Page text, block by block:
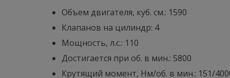
Объем двигателя, куб. см.: 1590
Клапанов на цилиндр: 4
Мощность, л.с.: 110
Достигается при об. в мин.: 5800
Крутящий момент, Нм/об. в мин.: 151/